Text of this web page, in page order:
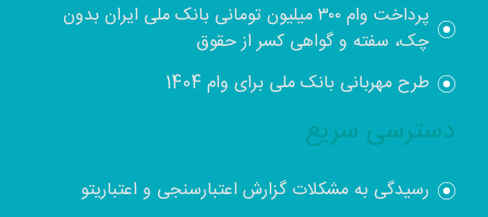
پرداخت وام ۳۰۰ میلیون تومانی بانک ملی ایران بدون
چک، سفته و گواهی کسر از حقوق
طرح مهربانی بانک ملی برای وام 1404
دسترسی سریع
رسیدگی به مشکلات گزارش اعتبارسنجی و اعتباریتو